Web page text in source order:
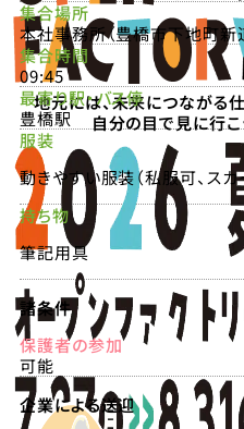
地元には、未来につながる
自分の目で見に行こ
集合場所
本社事務所（豊橋市下地町新
集合時間
09:45
最寄り駅・バス停
豊橋駅
服装
動きやすい服装（私服可、スカ
持ち物
筆記用具
諸条件
保護者の参加
可能
企業による送迎